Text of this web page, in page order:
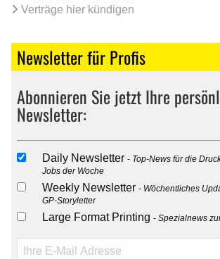
Verträge hier kündigen
Newsletter für Profis
Abonnieren Sie jetzt Ihre
Newsletter:
Daily Newsletter
Top-News für die
Jobs der Woche
Weekly Newsletter
Wöchentliches
GP-Storyletter
Large Format Printing Spezialnews